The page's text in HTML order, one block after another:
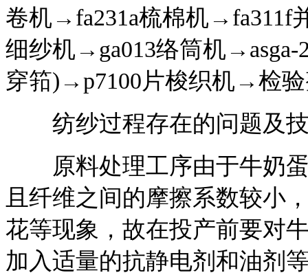
卷机→fa231a梳棉机→fa311f
细纱机→ga013络筒机→asga-
穿筘)→p7100片梭织机→检
纺纱过程存在的问题及
原料处理工序由于牛奶蛋
且纤维之间的摩擦系数较小
花等现象，故在投产前要对
加入适量的抗静电剂和油剂